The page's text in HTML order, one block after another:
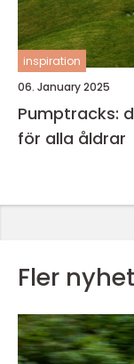
inspiration
06. January 2025
Pumptracks:
för alla åldrar
Fler